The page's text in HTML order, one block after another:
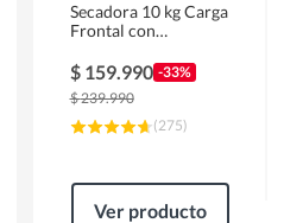
Secadora 10 kg Carga
Frontal con
MD100A100/W2
$ 159.990 -33%
$239.990
(275)
Ver producto